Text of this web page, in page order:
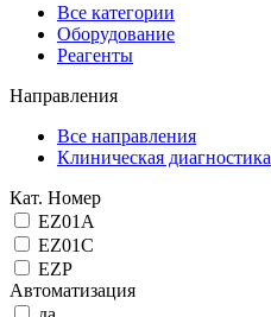
Все категории
Оборудование
Реагенты
Направления
Все направления
Клиническая диагностика
Кат. Номер
EZ01A
EZ01C
EZP
Автоматизация